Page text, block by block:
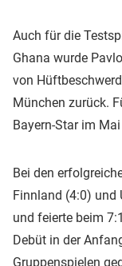
Auch für die
Ghana wurde
von
München zurück.
Bayern-Star im
Bei den
Finnland (4:0) und
und feierte beim
Debüt in der
Gruppenspielen